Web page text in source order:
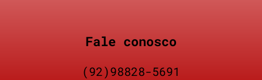
Fale conosco
(92)98828-5691